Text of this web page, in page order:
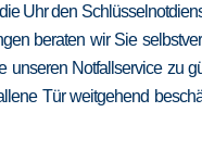
Uhr den
beraten wir Sie
unseren Notfallservice zu
Tür weitgehend